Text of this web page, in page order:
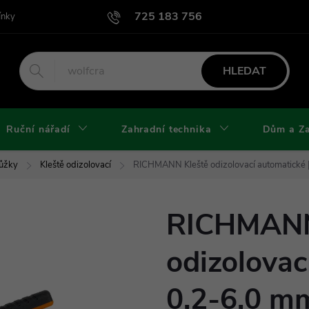
725 183 756
Podmínky užití webu Podmínky ochrany osobních údajů a
HLEDAT
Ruční nářadí Zahradní technika Dům a
Kleště odizolovací RICHMANN Kleště odizolovací
0,2-6,0